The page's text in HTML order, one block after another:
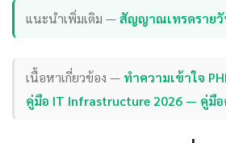
แนะนำเพิ่มเติม —สัญญาณเทรดรายวั
เนื้อหาเกี่ยวข้อง — ทำความเข้าใจ
คู่มือ IT Infrastructure 2026 — คู่มื